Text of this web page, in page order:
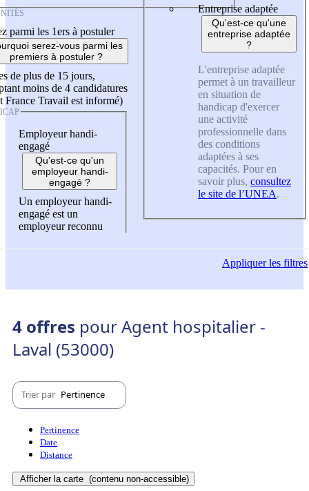
parmi les 1ers à postuler
serez-vous parmi les
premiers à postuler ?
de plus de 15 jours,
moins de 4 candidatures
France Travail est informé)
Employeur handi-
engagé
Qu'est-ce qu'un
employeur handi-
engagé ?
Un employeur handi-
engagé est un
employeur reconnu
Entreprise adaptée
Qu'est-ce qu'une
entreprise adaptée
?
L'entreprise adaptée
permet à un travailleur
en situation de
handicap d'exercer
une activité
professionnelle dans
des conditions
adaptées à ses
capacités. Pour en
savoir plus, consultez
le site de l’UNEA.
Appliquerles filtres
4 offres pour Agent hospitalier -
Laval (53000)
Trier par Pertinence
Pertinence
Date
Distance
Afficher la carte (contenu non-accessible)